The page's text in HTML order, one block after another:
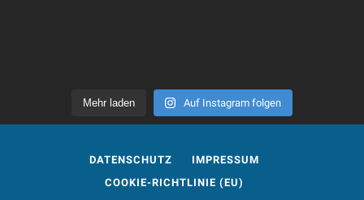
Mehr laden Auf Instagram folgen
DATENSCHUTZ
IMPRESSUM
COOKIE-RICHTLINIE (EU)